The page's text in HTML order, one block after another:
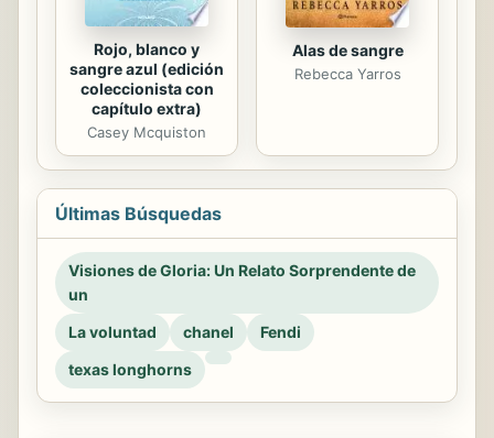
Rojo, blanco y
sangre azul (edición
coleccionista con
capítulo extra)
Casey Mcquiston
Alas de sangre
Rebecca Yarros
Últimas Búsquedas
Visiones de Gloria: Un Relato Sorprendente de
un
La voluntad
chanel
Fendi
texas longhorns